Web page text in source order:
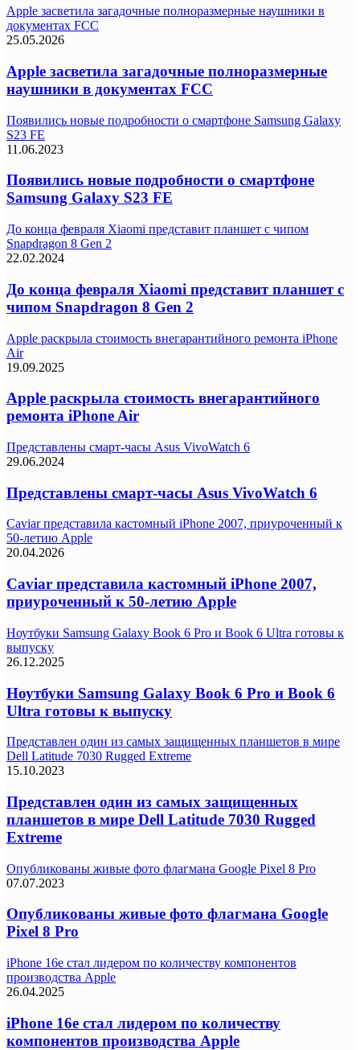
Apple засветила загадочные полноразмерные наушники в
документах FCC
25.05.2026
Apple засветила загадочные полноразмерные
наушники в документах FCC
Появились новые подробности о смартфоне Samsung Galaxy
S23 FE
11.06.2023
Появились новые подробности о смартфоне
Samsung Galaxy S23 FE
До конца февраля Xiaomi представит планшет с чипом
Snapdragon 8 Gen 2
22.02.2024
До конца февраля Xiaomi представит планшет с
чипом Snapdragon 8 Gen 2
Apple раскрыла стоимость внегарантийного ремонта iPhone
Air
19.09.2025
Apple раскрыла стоимость внегарантийного
ремонта iPhone Air
Представлены смарт-часы Asus VivoWatch 6
29.06.2024
Представлены смарт-часы Asus VivoWatch 6
Caviar представила кастомный iPhone 2007, приуроченный к
50-летию Apple
20.04.2026
Caviar представила кастомный iPhone 2007,
приуроченный к 50-летию Apple
Ноутбуки Samsung Galaxy Book 6 Pro и Book 6 Ultra готовы к
выпуску
26.12.2025
Ноутбуки Samsung Galaxy Book 6 Pro и Book 6
Ultra готовы к выпуску
Представлен один из самых защищенных планшетов в мире
Dell Latitude 7030 Rugged Extreme
15.10.2023
Представлен один из самых защищенных
планшетов в мире Dell Latitude 7030 Rugged
Extreme
Опубликованы живые фото флагмана Google Pixel 8 Pro
07.07.2023
Опубликованы живые фото флагмана Google
Pixel 8 Pro
iPhone 16e стал лидером по количеству компонентов
производства Apple
26.04.2025
iPhone 16e стал лидером по количеству
компонентов производства Apple